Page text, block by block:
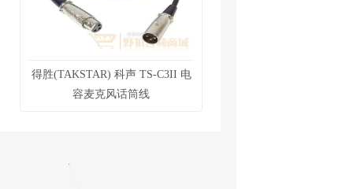
得胜(TAKSTAR) 科声 TS-C3II 电
容麦克风话筒线